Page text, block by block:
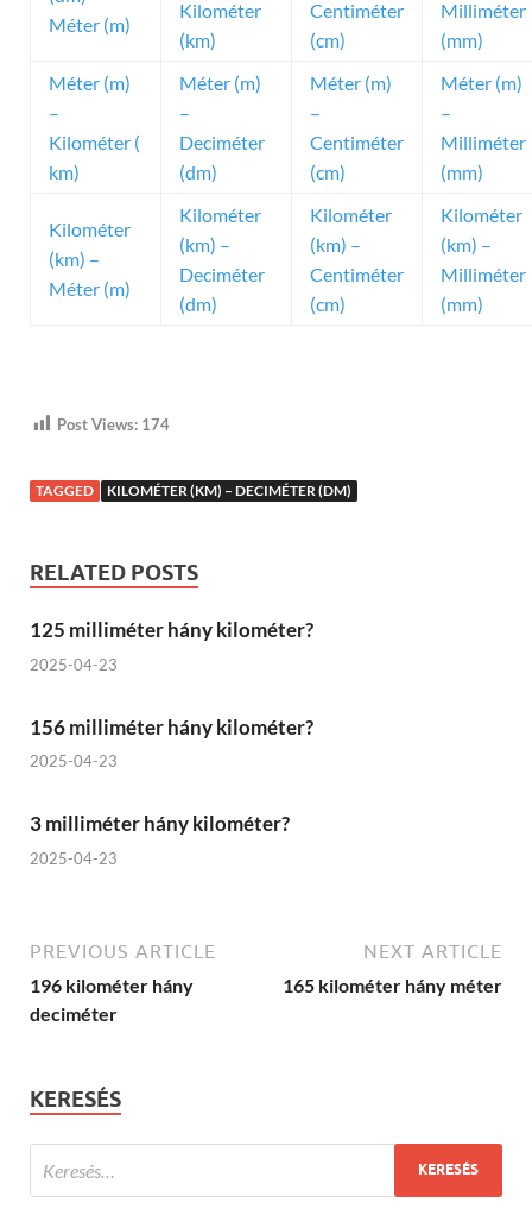
Méter (m)
Kilométer
(km)
Centiméter
(cm)
Milliméter
(mm)
Méter (m)
–
Kilométer (
km)
Méter (m)
–
Deciméter
(dm)
Méter (m)
–
Centiméter
(cm)
Méter (m)
–
Milliméter
(mm)
Kilométer
(km) –
Méter (m)
Kilométer
(km) –
Deciméter
(dm)
Kilométer
(km) –
Centiméter
(cm)
Kilométer
(km) –
Milliméter
(mm)
Post Views: 174
TAGGED KILOMÉTER (KM) – DECIMÉTER (DM)
RELATED POSTS
125 milliméter hány kilométer?
2025-04-23
156 milliméter hány kilométer?
2025-04-23
3 milliméter hány kilométer?
2025-04-23
PREVIOUS ARTICLE
196 kilométer hány
deciméter
NEXT ARTICLE
165 kilométer hány méter
KERESÉS